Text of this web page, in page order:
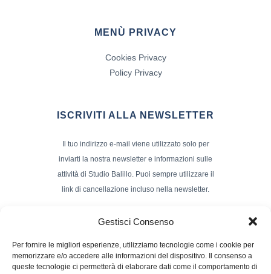
Gestisci Consenso
Per fornire le migliori esperienze, utilizziamo tecnologie come i cookie per
memorizzare e/o accedere alle informazioni del dispositivo. Il consenso a
queste tecnologie ci permetterà di elaborare dati come il comportamento di
MENÙ PRIVACY
Cookies Privacy
Policy Privacy
ISCRIVITI ALLA NEWSLETTER
Il tuo indirizzo e-mail viene utilizzato solo per
inviarti la nostra newsletter e informazioni sulle
attività di Studio Balillo. Puoi sempre utilizzare il
link di cancellazione incluso nella newsletter.
Nome e Cognome